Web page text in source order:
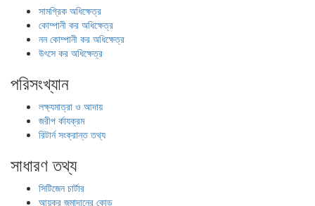
সামগ্রিক অধিক্ষেত্র
কোম্পানী কর অধিক্ষেত্র
নন কোম্পানী কর অধিক্ষেত্র
উৎসে কর অধিক্ষেত্র
পরিসংখ্যান
লক্ষ্যমাত্রা ও আদায়
জরীপ র্কাযক্রম
রিটার্ন সংক্রান্ত তথ্য
সাধারণ তথ্য
সিটিজেন চার্টার
আয়কর জমাদানের কোড